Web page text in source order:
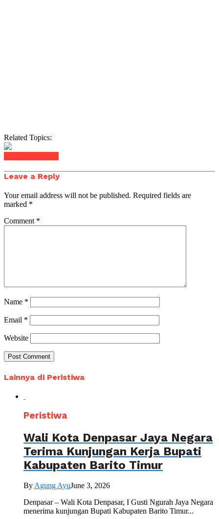
Related Topics:
Leave a Reply
Your email address will not be published. Required fields are
marked *
Comment *
Name *
Email *
Website
Lainnya di Peristiwa
Peristiwa
Wali Kota Denpasar Jaya Negara
Terima Kunjungan Kerja Bupati
Kabupaten Barito Timur
ByAgung AyuJune 3, 2026
Denpasar – Wali Kota Denpasar, I Gusti Ngurah Jaya Negara
menerima kunjungan Bupati Kabupaten Barito Timur...